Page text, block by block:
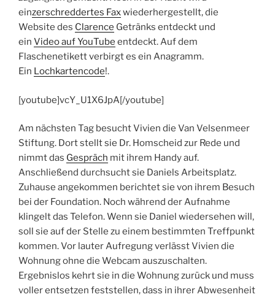
einzerschreddertes Faxwiederhergestellt, die
Website des Clarence Getränks entdeckt und
ein Video auf YouTube entdeckt. Auf dem
Flaschenetikett verbirgt es ein Anagramm.
Ein Lochkartencode!.
[youtube]vcY_U1X6JpA[/youtube]
Am nächsten Tag besucht Vivien die Van Velsenmeer
Stiftung. Dort stellt sie Dr. Homscheid zur Rede und
nimmt das Gespräch mit ihrem Handy auf.
Anschließend durchsucht sie Daniels Arbeitsplatz.
Zuhause angekommen berichtet sie von ihrem Besuch
bei der Foundation. Noch während der Aufnahme
klingelt das Telefon. Wenn sie Daniel wiedersehen will,
soll sie auf der Stelle zu einem bestimmten Treffpunkt
kommen. Vor lauter Aufregung verlässt Vivien die
Wohnung ohne die Webcam auszuschalten.
Ergebnislos kehrt sie in die Wohnung zurück und muss
voller entsetzen feststellen, dass in ihrer Abwesenheit